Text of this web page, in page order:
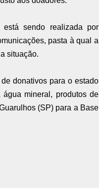
está sendo realizada por
pasta à qual a
situação.
donativos para o estado
mineral, produtos de
(SP) para a Base